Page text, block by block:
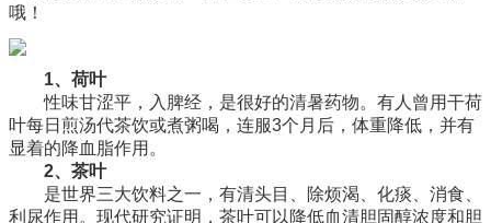
哦！
1、荷叶
性味甘涩平，入脾经，是很好的清暑药物。有人曾用干荷
叶每日煎汤代茶饮或煮粥喝，连服3个月后，体重降低，并有
显着的降血脂作用。
2、茶叶
是世界三大饮料之一，有清头目、除烦渴、化痰、消食、
利尿作用。现代研究证明，茶叶可以降低血清胆固醇浓度和胆